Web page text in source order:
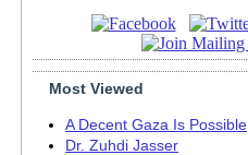
Most Viewed
A Decent Gaza Is Possible
Dr. Zuhdi Jasser